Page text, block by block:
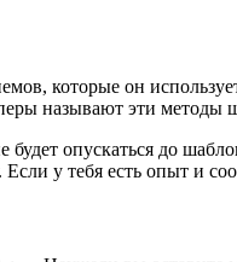
которые он
называют эти методы
опускаться до
у тебя есть опыт и